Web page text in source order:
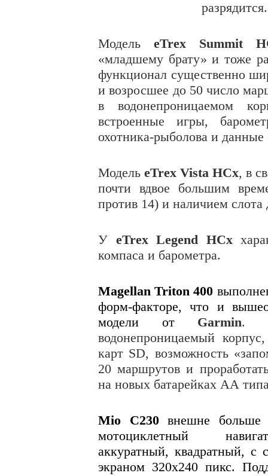
разрядится.
Модель eTrex Summit
«младшему брату» и тоже
функционал существенно
и возросшее до 50 число
в водонепроницаемом
встроенные игры,
охотника-рыболова и данные
Модель eTrex Vista HCx, в
почти вдвое большим
против 14) и наличием
У eTrex Legend HCx
компаса и барометра.
Magellan Triton 400
форм-факторе, что и
модели от Garmin.
водонепроницаемый
карт SD, возможность
20 маршрутов и
на новых батарейках АА
Mio C230внешне больше
мотоциклетный
аккуратный, квадратный, с
экраном 320x240 пикс.